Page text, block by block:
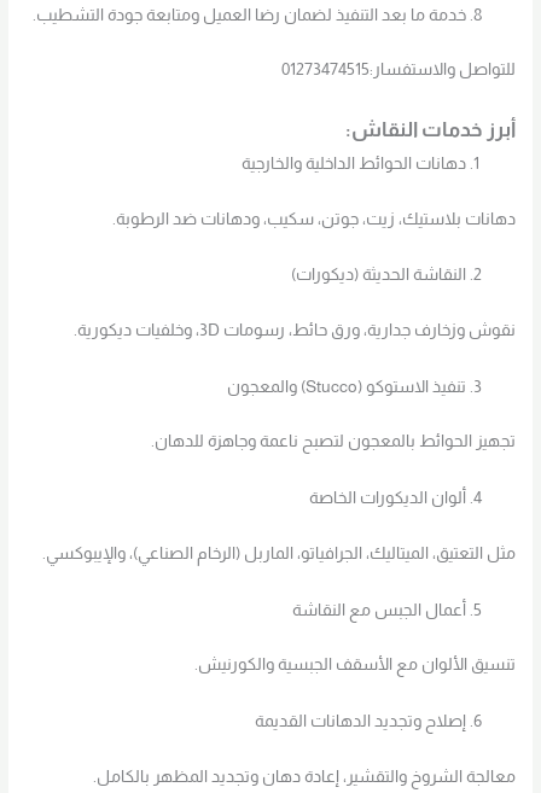
خدمة ما بعد التنفيذ لضمان رضا العميل ومتابعة جودة التشطيب.
للتواصل والاستفسار:01273474515
أبرز خدمات النقاش:
دهانات الحوائط الداخلية والخارجية
دهانات بلاستيك، زيت، جوتن، سكيب، ودهانات ضد الرطوبة.
النقاشة الحديثة (ديكورات)
نقوش وزخارف جدارية، ورق حائط، رسومات 3D، وخلفيات ديكورية.
تنفيذ الاستوكو (Stucco) والمعجون
تجهيز الحوائط بالمعجون لتصبح ناعمة وجاهزة للدهان.
ألوان الديكورات الخاصة
مثل التعتيق، الميتاليك، الجرافياتو، الماربل (الرخام الصناعي)، والإيبوكسي.
أعمال الجبس مع النقاشة
تنسيق الألوان مع الأسقف الجبسية والكورنيش.
إصلاح وتجديد الدهانات القديمة
معالجة الشروخ والتقشير، إعادة دهان وتجديد المظهر بالكامل.